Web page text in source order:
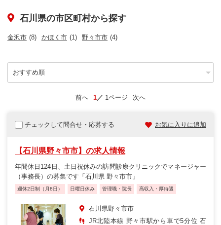
石川県の市区町村から探す
金沢市 (8) かほく市 (1) 野々市市 (4)
前へ 1 1ページ 次へ
チェックして問合せ・応募する お気に入りに追加
【石川県野々市市】の求人情報
年間休日124日、土日祝休みの訪問診療クリニックでマネージャー
（事務長）の募集です「石川県 野々市市」
週休2日制（月8日） 日曜日休み 管理職・院長 高収入・厚待遇
石川県野々市市
JR北陸本線 野々市駅から車で5分位 石